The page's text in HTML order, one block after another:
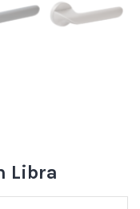
Libra